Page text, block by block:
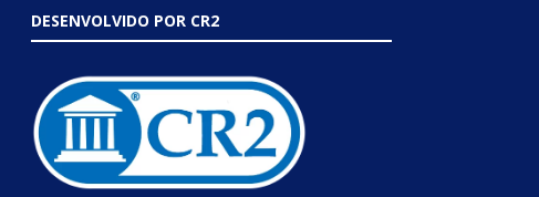
DESENVOLVIDO POR CR2